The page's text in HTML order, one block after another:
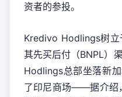
资者的参投。
Kredivo Hodlings树立
其先买后付（BNPL）
Hodlings总部坐落新
了印尼商场——据介绍